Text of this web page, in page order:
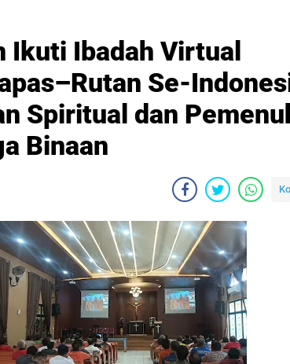
Ikuti Ibadah Virtual
Se-
Spiritual dan
Binaan